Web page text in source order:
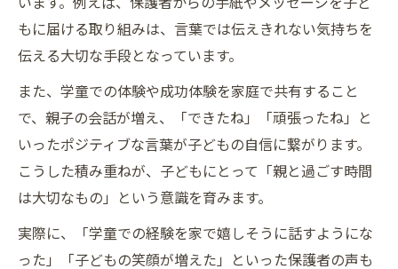
もに届ける取り組みは、言葉では伝えきれない気持ちを
伝える大切な手段となっています。
また、学童での体験や成功体験を家庭で共有すること
で、親子の会話が増え、「できたね」「頑張ったね」と
いったポジティブな言葉が子どもの自信に繋がります。
こうした積み重ねが、子どもにとって「親と過ごす時間
は大切なもの」という意識を育みます。
実際に、「学童での経験を家で嬉しそうに話すようにな
った」「子どもの笑顔が増えた」といった保護者の声も